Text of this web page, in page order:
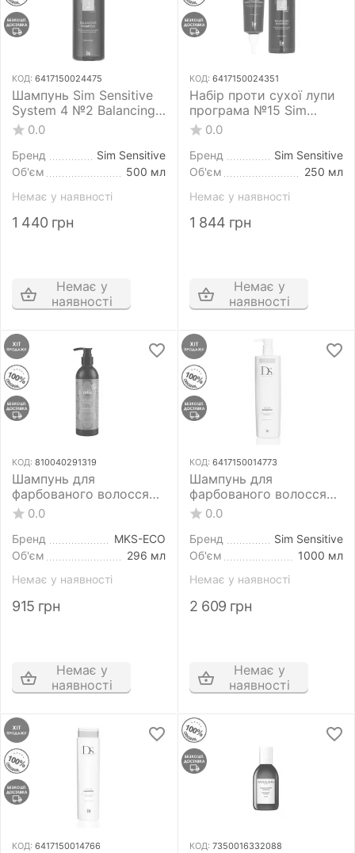
КОД: 6417150024475
Шампунь Sim Sensitive
System 4 №2 Balancing
Shampoo 500 мл для
сухого, фарбованого і
пошкодженого волосся
0.0
Бренд
Sim Sensitive
Об'єм
500 мл
Немає у наявності
1 440 грн
Немає у
наявності
КОД: 6417150024351
Набір проти сухої лупи
програма №15 Sim
Sensitive System 4 250
мл+150 мл
0.0
Бренд
Sim Sensitive
Об'єм
250 мл
Немає у наявності
1 844 грн
Немає у
наявності
КОД: 810040291319
Шампунь для
фарбованого волосся
MKS-ECO Color Care
Shampoo Sunflower
Scent 296 мл
0.0
Бренд
MKS-ECO
Об'єм
296 мл
Немає у наявності
915 грн
Немає у
наявності
КОД: 6417150014773
Шампунь для
фарбованого волосся
Sim Sensitive DS Color
Shampoo 1000 мл
0.0
Бренд
Sim Sensitive
Об'єм
1000 мл
Немає у наявності
2 609 грн
Немає у
наявності
КОД: 6417150014766 КОД: 7350016332088